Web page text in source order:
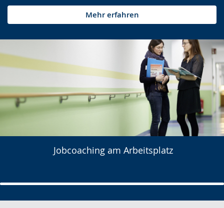
Mehr erfahren
Jobcoaching am Arbeitsplatz